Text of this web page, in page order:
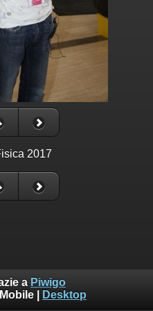
2017
a Piwigo
Mobile Desktop